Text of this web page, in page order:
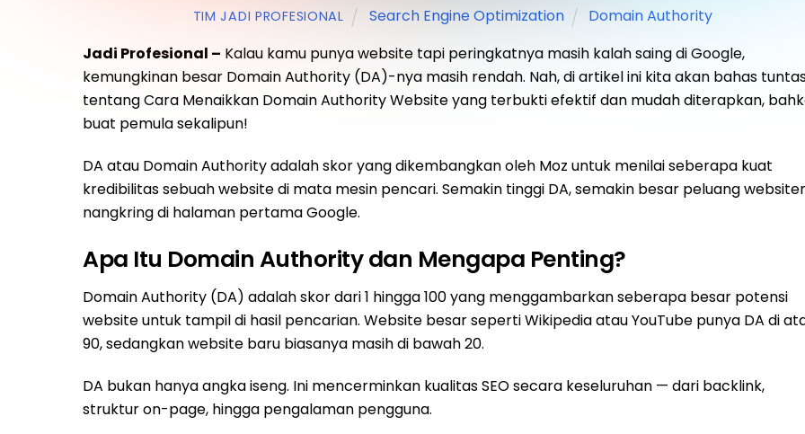
TIM JADI PROFESIONAL Search Engine Optimization
Domain Authority
Jadi Profesional – Kalau kamu punya website tapi peringkatnya masih kalah saing di Google,
kemungkinan besar Domain Authority (DA)-nya masih rendah. Nah, di artikel ini kita akan bahas
tentang Cara Menaikkan Domain Authority Website yang terbukti efektif dan mudah diterapkan,
buat pemula sekalipun!
DA atau Domain Authority adalah skor yang dikembangkan oleh Moz untuk menilai seberapa kuat
kredibilitas sebuah website di mata mesin pencari. Semakin tinggi DA, semakin besar peluang
nangkring di halaman pertama Google.
Apa Itu Domain Authority dan Mengapa Penting?
Domain Authority (DA) adalah skor dari 1 hingga 100 yang menggambarkan seberapa besar potensi
website untuk tampil di hasil pencarian. Website besar seperti Wikipedia atau YouTube punya DA di
90, sedangkan website baru biasanya masih di bawah 20.
DA bukan hanya angka iseng. Ini mencerminkan kualitas SEO secara keseluruhan — dari backlink,
struktur on-page, hingga pengalaman pengguna.